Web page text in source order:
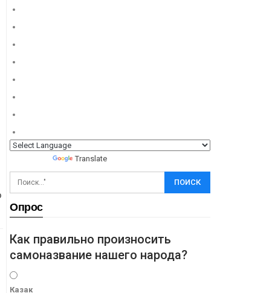
Translate
Опрос
Как правильно произносить
самоназвание нашего народа?
Казак